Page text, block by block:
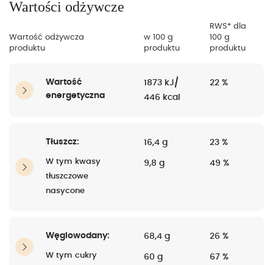
Wartości odżywcze
Wartość odżywcza
produktu
w 100 g
produktu
RWS* dla
100 g
produktu
Wartość
energetyczna
1873 kJ/
446 kcal
22 %
Tłuszcz:
W tym kwasy
tłuszczowe
nasycone
16,4 g
9,8 g
23 %
49 %
Węglowodany:
W tym cukry
68,4 g
60 g
26 %
67 %